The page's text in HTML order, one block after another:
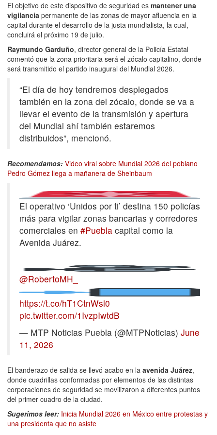
El objetivo de este dispositivo de seguridad es mantener una
vigilancia permanente de las zonas de mayor afluencia en la
capital durante el desarrollo de la justa mundialista, la cual,
concluirá el próximo 19 de julio.
Raymundo Garduño, director general de la Policía Estatal
comentó que la zona prioritaria será el zócalo capitalino, donde
será transmitido el partido inaugural del Mundial 2026.
“El día de hoy tendremos desplegados
también en la zona del zócalo, donde se va a
llevar el evento de la transmisión y apertura
del Mundial ahí también estaremos
distribuidos”, mencionó.
Recomendamos: Video viral sobre Mundial 2026 del poblano
Pedro Gómez llega a mañanera de Sheinbaum
El operativo ‘Unidos por ti’ destina 150 policías
más para vigilar zonas bancarias y corredores
comerciales en #Puebla capital como la
Avenida Juárez.
@RobertoMH_
https://t.co/hT1CtnWsl0
pic.twitter.com/1IvzpIwtdB
— MTP Noticias Puebla (@MTPNoticias) June
11, 2026
El banderazo de salida se llevó acabo en la avenida Juárez,
donde cuadrillas conformadas por elementos de las distintas
corporaciones de seguridad se movilizaron a diferentes puntos
del primer cuadro de la ciudad.
Sugerimos leer: Inicia Mundial 2026 en México entre protestas y
una presidenta que no asiste